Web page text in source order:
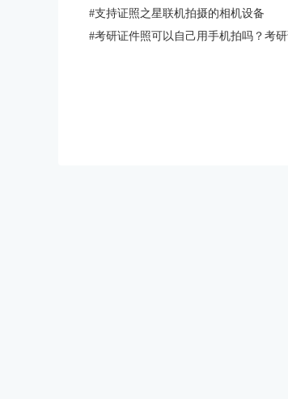
#支持证照之星联机拍摄的相机设备
#考研证件照可以自己用手机拍吗？考